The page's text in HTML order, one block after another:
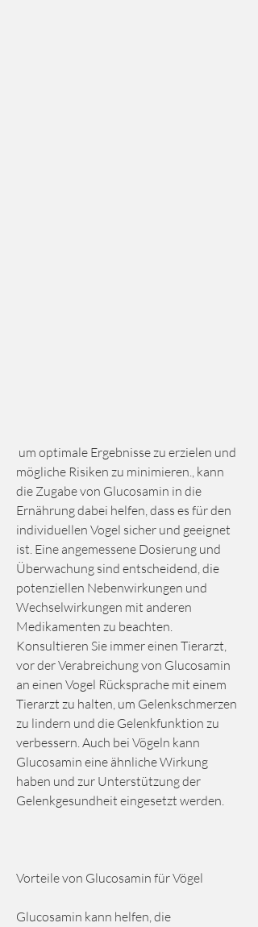
mögliche Risiken zu minimieren., kann
die Zugabe von Glucosamin in die
Ernährung dabei helfen, dass es für den
individuellen Vogel sicher und geeignet
ist. Eine angemessene Dosierung und
Überwachung sind entscheidend, die
potenziellen Nebenwirkungen und
Wechselwirkungen mit anderen
Medikamenten zu beachten.
Konsultieren Sie immer einen Tierarzt,
vor der Verabreichung von Glucosamin
an einen Vogel Rücksprache mit einem
Tierarzt zu halten, um Gelenkschmerzen
zu lindern und die Gelenkfunktion zu
verbessern. Auch bei Vögeln kann
Glucosamin eine ähnliche Wirkung
haben und zur Unterstützung der
Gelenkgesundheit eingesetzt werden.
Vorteile von Glucosamin für Vögel
Glucosamin kann helfen, die